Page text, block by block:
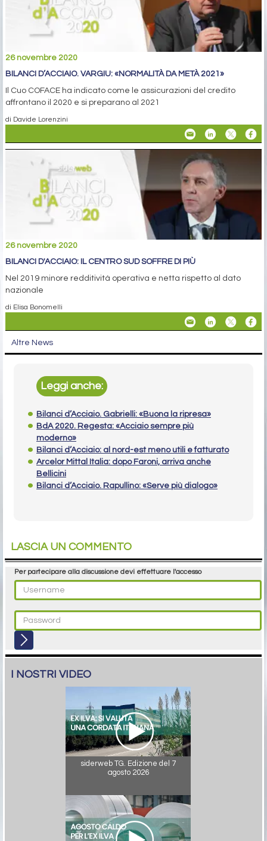
26 novembre 2020
BILANCI D’ACCIAIO. VARGIU: «NORMALITÀ DA METÀ 2021»
Il Cuo COFACE ha indicato come le assicurazioni del credito
affrontano il 2020 e si preparano al 2021
di Davide Lorenzini
26 novembre 2020
BILANCI D'ACCIAIO: IL CENTRO SUD SOFFRE DI PIÙ
Nel 2019 minore redditività operativa e netta rispetto al dato
nazionale
di Elisa Bonomelli
Altre News
Leggi anche:
Bilanci d’Acciaio. Gabrielli: «Buona la ripresa»
BdA 2020. Regesta: «Acciaio sempre più
moderno»
Bilanci d’Acciaio: al nord-est meno utili e fatturato
Arcelor Mittal Italia: dopo Faroni, arriva anche
Bellicini
Bilanci d’Acciaio. Rapullino: «Serve più dialogo»
LASCIA UN COMMENTO
Per partecipare alla discussione devi effettuare l'accesso
I NOSTRI VIDEO
siderweb TG. Edizione del 7
agosto 2026